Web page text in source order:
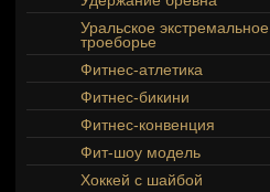
Уральское экстремальное
троеборье
Фитнес-атлетика
Фитнес-бикини
Фитнес-конвенция
Фит-шоу модель
Хоккей с шайбой